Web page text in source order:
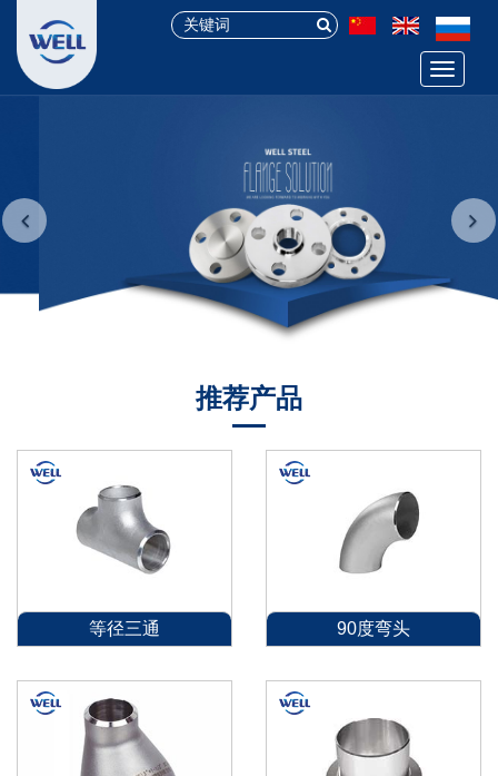
Menu
推荐产品
等径三通 90度弯头